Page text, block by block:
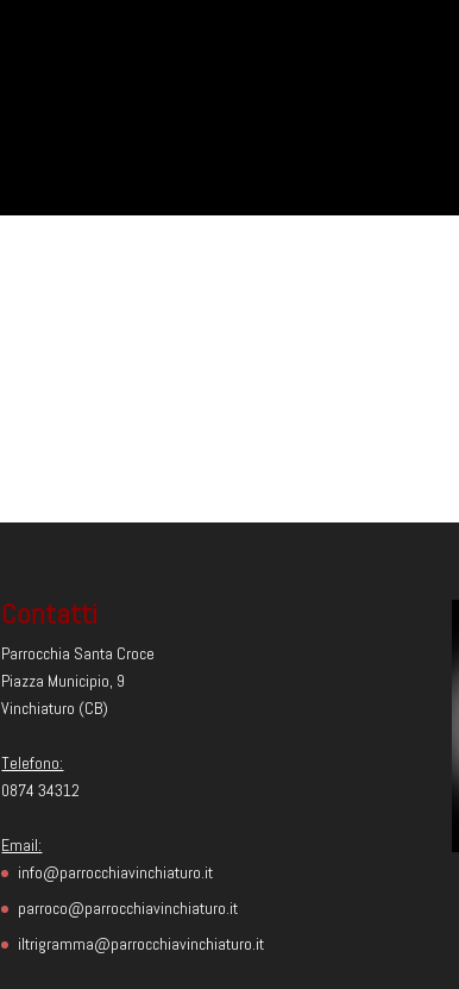
Contatti
Parrocchia Santa Croce
Piazza Municipio, 9
Vinchiaturo (CB)
Telefono:
0874 34312
Email:
info@parrocchiavinchiaturo.it
parroco@parrocchiavinchiaturo.it
iltrigramma@parrocchiavinchiaturo.it